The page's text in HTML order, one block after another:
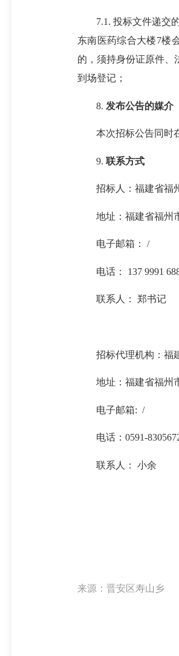
7.1. 投标文件递交
东南医药综合大楼7楼
的，须持身份证原件、
到场登记；
8. 发布公告的媒介
本次招标公告同时
9. 联系方式
招标人：福建省福
地址：福建省福州
电子邮箱： /
电话： 137 9991
联系人： 郑书记
招标代理机构：福
地址：福建省福州
电子邮箱: /
电话：0591-
联系人： 小余
来源：晋安区寿山乡